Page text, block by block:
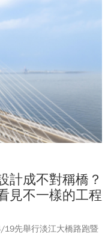
計成不對稱橋？
見不一樣的工程
先舉行淡江大橋路跑暨